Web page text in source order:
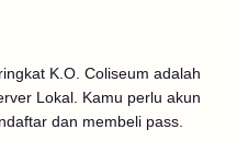
K.O. Coliseum adalah
Lokal. Kamu perlu akun
dan membeli pass.